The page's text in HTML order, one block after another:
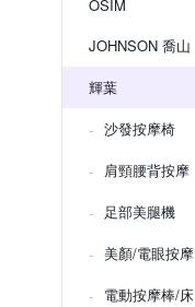
OSIM
JOHNSON 喬山
輝葉
沙發按摩椅
肩頸腰背按摩
足部美腿機
美顏/電眼按摩
電動按摩棒/床